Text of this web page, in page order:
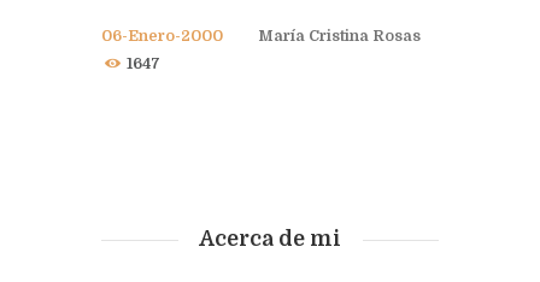
06-Enero-2000
María Cristina Rosas
1647
Acerca de mi